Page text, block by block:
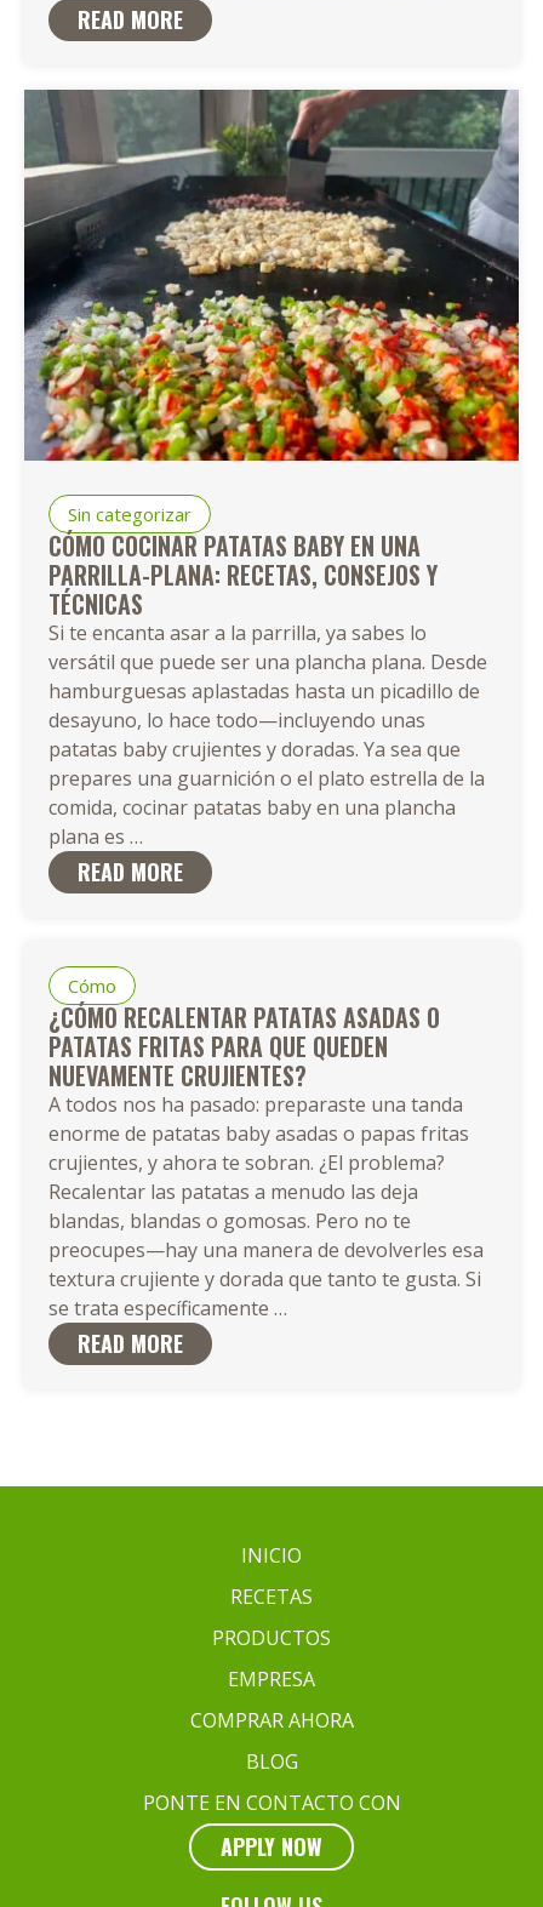
de
READ MORE
Sin categorizar
CÓMO COCINAR PATATAS BABY EN UNA
PARRILLA-PLANA: RECETAS, CONSEJOS Y
TÉCNICAS
Si te encanta asar a la parrilla, ya sabes lo
versátil que puede ser una plancha plana. Desde
hamburguesas aplastadas hasta un picadillo de
desayuno, lo hace todo—incluyendo unas
patatas baby crujientes y doradas. Ya sea que
prepares una guarnición o el plato estrella de la
comida, cocinar patatas baby en una plancha
plana es …
Cocinar
Patatas
Parrilla-
Plana:
Recetas,
Consejos
y
Técnicas
READ MORE
Cómo
¿CÓMO RECALENTAR PATATAS ASADAS O
PATATAS FRITAS PARA QUE QUEDEN
NUEVAMENTE CRUJIENTES?
A todos nos ha pasado: preparaste una tanda
enorme de patatas baby asadas o papas fritas
crujientes, y ahora te sobran. ¿El problema?
Recalentar las patatas a menudo las deja
blandas, blandas o gomosas. Pero no te
preocupes—hay una manera de devolverles esa
textura crujiente y dorada que tanto te gusta. Si
se trata específicamente …
Fritas
Queden
Nuevamente
Crujientes?
READ MORE
INICIO
RECETAS
PRODUCTOS
EMPRESA
COMPRAR AHORA
BLOG
PONTE EN CONTACTO CON
APPLY NOW